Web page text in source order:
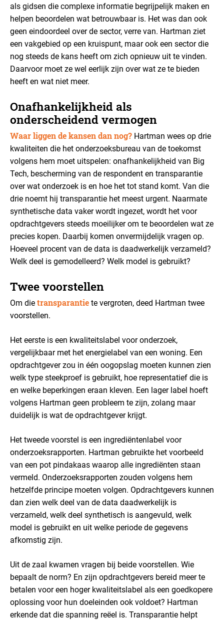
als gidsen die complexe informatie begrijpelijk maken en
helpen beoordelen wat betrouwbaar is. Het was dan ook
geen eindoordeel over de sector, verre van. Hartman ziet
een vakgebied op een kruispunt, maar ook een sector die
nog steeds de kans heeft om zich opnieuw uit te vinden.
Daarvoor moet ze wel eerlijk zijn over wat ze te bieden
heeft en wat niet meer.
Onafhankelijkheid als
onderscheidend vermogen
Waar liggen de kansen dan nog? Hartman wees op drie
kwaliteiten die het onderzoeksbureau van de toekomst
volgens hem moet uitspelen: onafhankelijkheid van Big
Tech, bescherming van de respondent en transparantie
over wat onderzoek is en hoe het tot stand komt. Van die
drie noemt hij transparantie het meest urgent. Naarmate
synthetische data vaker wordt ingezet, wordt het voor
opdrachtgevers steeds moeilijker om te beoordelen wat ze
precies kopen. Daarbij komen onvermijdelijk vragen op.
Hoeveel procent van de data is daadwerkelijk verzameld?
Welk deel is gemodelleerd? Welk model is gebruikt?
Twee voorstellen
Om die transparantie te vergroten, deed Hartman twee
voorstellen.
Het eerste is een kwaliteitslabel voor onderzoek,
vergelijkbaar met het energielabel van een woning. Een
opdrachtgever zou in één oogopslag moeten kunnen zien
welk type steekproef is gebruikt, hoe representatief die is
en welke beperkingen eraan kleven. Een lager label hoeft
volgens Hartman geen probleem te zijn, zolang maar
duidelijk is wat de opdrachtgever krijgt.
Het tweede voorstel is een ingrediëntenlabel voor
onderzoeksrapporten. Hartman gebruikte het voorbeeld
van een pot pindakaas waarop alle ingrediënten staan
vermeld. Onderzoeksrapporten zouden volgens hem
hetzelfde principe moeten volgen. Opdrachtgevers kunnen
dan zien welk deel van de data daadwerkelijk is
verzameld, welk deel synthetisch is aangevuld, welk
model is gebruikt en uit welke periode de gegevens
afkomstig zijn.
Uit de zaal kwamen vragen bij beide voorstellen. Wie
bepaalt de norm? En zijn opdrachtgevers bereid meer te
betalen voor een hoger kwaliteitslabel als een goedkopere
oplossing voor hun doeleinden ook voldoet? Hartman
erkende dat die spanning reëel is. Transparantie helpt